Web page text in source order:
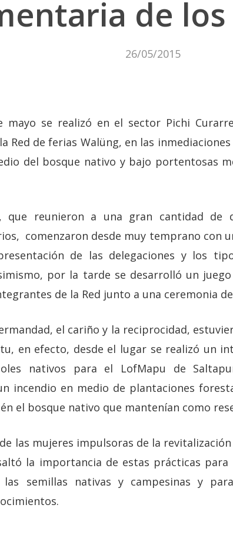
de los
26/05/2015
mayo se realizó en el sector Pichi
Red de ferias Walüng, en las
del bosque nativo y bajo portentosas
que reunieron a una gran cantidad de
comenzaron desde muy temprano con
de las delegaciones y los
por la tarde se desarrolló un
de la Red junto a una ceremonia
el cariño y la reciprocidad,
en efecto, desde el lugar se realizó un
nativos para el LofMapu de
incendio en medio de plantaciones
el bosque nativo que mantenían como
las mujeres impulsoras de la
la importancia de estas prácticas para
las semillas nativas y campesinas y